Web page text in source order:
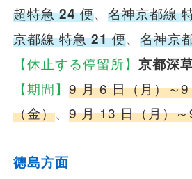
超特急24便、 名神京都線
京都線 特急21便、 名神京
【休止する停留所】 京都深
【期間】 9 月 6 日（月）～
（金）、 9 月 13 日（月）
徳島方面